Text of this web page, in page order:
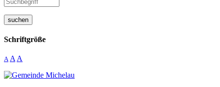
suchen
Schriftgröße
A A A